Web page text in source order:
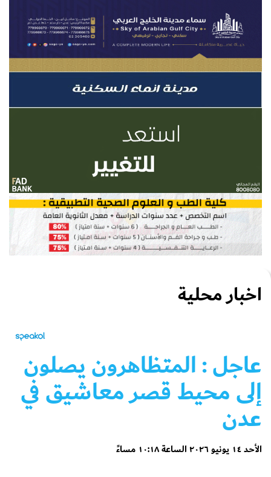
اخبار محلية
عاجل: المتظاهرون يصلون
إلى محيط قصر معاشيق في
عدن
الأحد ١٤ يونيو ٢٠٢٦ الساعة ١٠:١٨ مساءً